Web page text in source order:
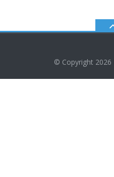
© Copyright 2026